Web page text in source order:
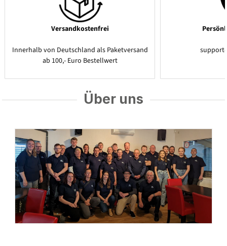
Versandkostenfrei
Innerhalb von Deutschland als Paketversand
ab 100,- Euro Bestellwert
Über uns